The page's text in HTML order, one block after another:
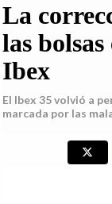
La
las
Ibex
El Ibex 35 volvió a
marcada por las